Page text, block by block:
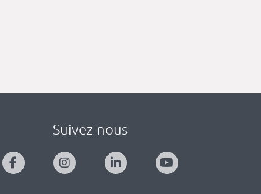
Suivez-nous